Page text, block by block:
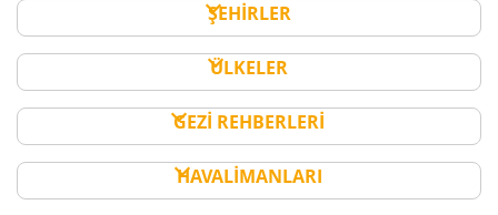
ŞEHİRLER
ÜLKELER
GEZİ REHBERLERİ
HAVALİMANLARI